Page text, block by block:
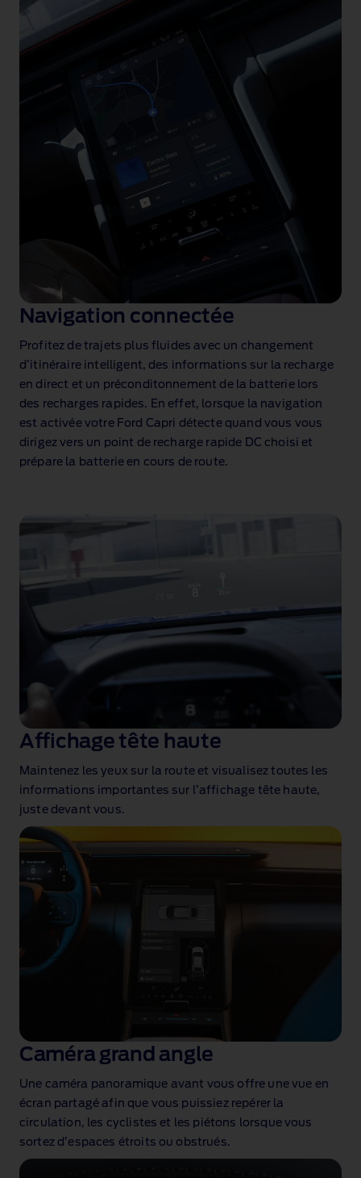
Navigation connectée
Profitez de trajets plus fluides avec un changement
d’itinéraire intelligent, des informations sur la recharge
en direct et un préconditonnement de la batterie lors
des recharges rapides. En effet, lorsque la navigation
est activée votre Ford Capri détecte quand vous vous
dirigez vers un point de recharge rapide DC choisi et
prépare la batterie en cours de route.
Affichage tête haute
Maintenez les yeux sur la route et visualisez toutes les
informations importantes sur l’affichage tête haute,
juste devant vous.
Caméra grand angle
Une caméra panoramique avant vous offre une vue en
écran partagé afin que vous puissiez repérer la
circulation, les cyclistes et les piétons lorsque vous
sortez d’espaces étroits ou obstrués.